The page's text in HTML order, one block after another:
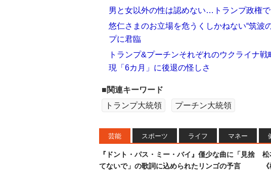
男と女以外の性は認めない…トランプ政権
悠仁さまのお立場を危うくしかねない“筑
プに君臨
トランプ&プーチンそれぞれのウクライナ
現「6カ月」に後退の怪しさ
■関連キーワード
トランプ大統領
プーチン大統領
芸能 スポーツ ライフ マネー
『ドント・パス・ミー・バイ』僅少な曲に「見捨
てないで」の歌詞に込められたリンゴの予言
松